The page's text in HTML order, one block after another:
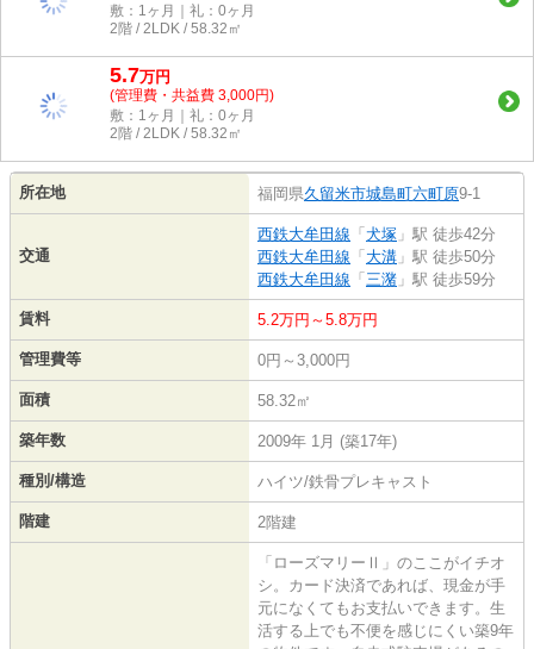
敷：1ヶ月｜礼：0ヶ月
2階 / 2LDK / 58.32㎡
5.7万円
(管理費・共益費 3,000円)
敷：1ヶ月｜礼：0ヶ月
2階 / 2LDK / 58.32㎡
所在地 福岡県久留米市城島町六町原9-1
交通
西鉄大牟田線 「 犬塚 」駅 徒歩42分
西鉄大牟田線 「 大溝 」駅 徒歩50分
西鉄大牟田線 「 三潴 」駅 徒歩59分
賃料 5.2万円～5.8万円
管理費等 0円～3,000円
面積 58.32㎡
築年数 2009年 1月 (築17年)
種別/構造 ハイツ/鉄骨プレキャスト
階建 2階建
「ローズマリーⅡ」のここがイチオ
シ。カード決済であれば、現金が手
元になくてもお支払いできます。生
活する上でも不便を感じにくい築9年